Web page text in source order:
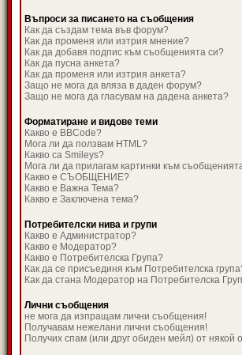
Въпроси за писането на съобщения
Как да създам тема във форум?
Как да променя или изтрия мнение?
Как да добавя подпис към съобщенията си?
Как да пусна анкета?
Как да променя или изтрия анкета?
Защо не мога да вляза в даден форум?
Защо не мога да гласувам на дадена анкета?
Форматиране и видове теми
Какво е BBCode?
Мога ли да ползвам HTML?
Какво са Smileys?
Мога ли да прилагам картинки към
Какво е СЪОБЩЕНИЕ?
Какво е Важна Тема?
Какво е Заключена тема?
Потребителски нива и групи
Какво е Администратор?
Какво е Модератор?
Какво е Потребителска Група?
Как да се присъединя към Потребителска
Как да стана Модератор на Потребителска
Лични съобщения
не мога да изпращам лични съобщения!
Получавам нежелани лични съобщения!
Получих спам (или друг обиден мейл) от някой